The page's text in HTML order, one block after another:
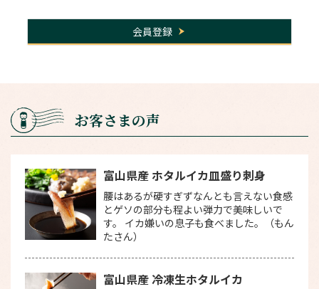
会員登録
お客さまの声
富山県産 ホタルイカ皿盛り刺身
腰はあるが硬すぎずなんとも言えない食感
とゲソの部分も程よい弾力で美味しいで
す。 イカ嫌いの息子も食べました。（もん
たさん）
富山県産 冷凍生ホタルイカ